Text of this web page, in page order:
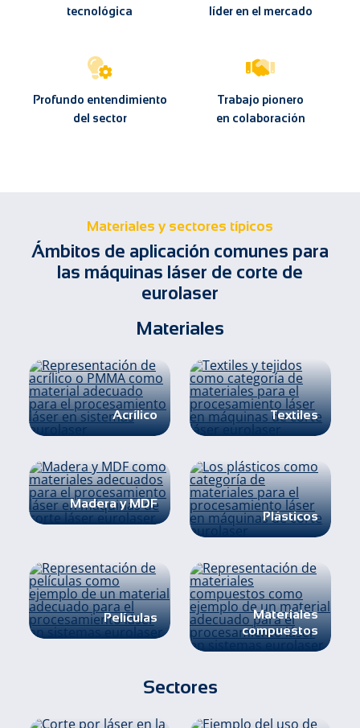
tecnológica
líder en el mercado
Profundo entendimiento
del sector
Trabajo pionero
en colaboración
Materiales y sectores típicos
Ámbitos de aplicación comunes para
las máquinas láser de corte de
eurolaser
Materiales
Acrílico Textiles
Madera y MDF
Plásticos
Películas
Materiales
compuestos
Sectores